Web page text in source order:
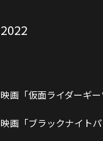
2022
映画「仮面ライダーギ
映画「ブラックナイトパ